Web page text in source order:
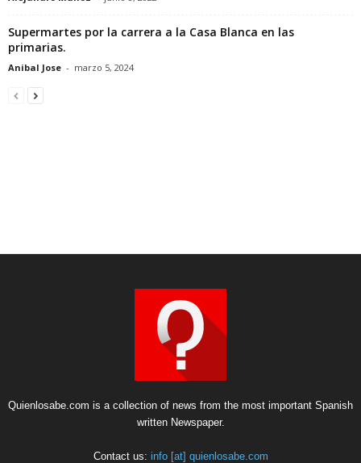
Supermartes por la carrera a la Casa Blanca en las
primarias.
Anibal Jose - marzo 5, 2024
Quienlosabe.com is a collection of news from the most important Spanish
written Newspaper.
Contact us: info [at] quienlosabe.com